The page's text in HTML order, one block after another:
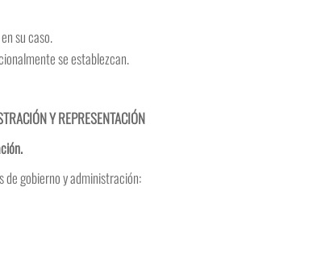
su caso.
se establezcan.
Y REPRESENTACIÓN
de gobierno y administración: